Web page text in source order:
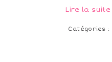
Lire la suite
Catégories :